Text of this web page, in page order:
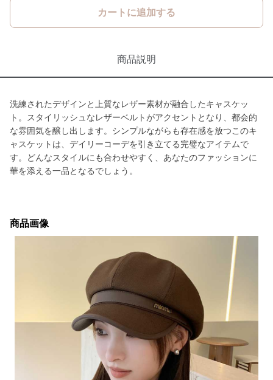
カートに追加する
商品説明
洗練されたデザインと上質なレザー素材が融合したキャスケッ
ト。スタイリッシュなレザーベルトがアクセントとなり、都会的
な雰囲気を醸し出します。シンプルながらも存在感を放つこのキ
ャスケットは、デイリーコーデを引き立てる完璧なアイテムで
す。どんなスタイルにも合わせやすく、あなたのファッションに
華を添える一品となるでしょう。
商品画像